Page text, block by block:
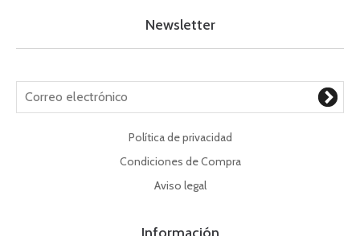
Newsletter
Política de privacidad
Condiciones de Compra
Aviso legal